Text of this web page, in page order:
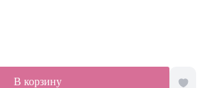
В корзину